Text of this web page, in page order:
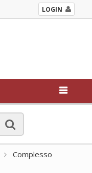
LOGIN
Complesso